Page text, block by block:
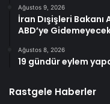
Ağustos 9, 2026
İran Dışişleri
ABD’ye
Ağustos 8, 2026
19 gündür eylem
Rastgele Haberler